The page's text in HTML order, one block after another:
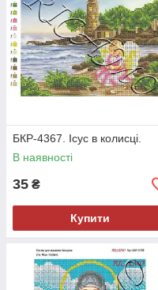
БКР-4367. Ісус в колисці.
В наявності
35 ₴
Купити